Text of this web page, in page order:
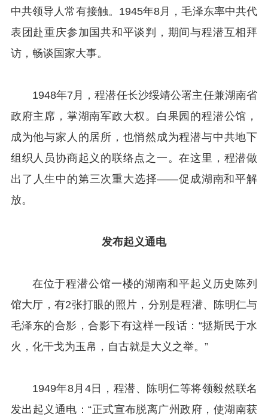
中共领导人常有接触。1945年8月，毛泽东率中共代
表团赴重庆参加国共和平谈判，期间与程潜互相拜
访，畅谈国家大事。
1948年7月，程潜任长沙绥靖公署主任兼湖南省
政府主席，掌湖南军政大权。白果园的程潜公馆，
成为他与家人的居所，也悄然成为程潜与中共地下
组织人员协商起义的联络点之一。在这里，程潜做
出了人生中的第三次重大选择——促成湖南和平解
放。
发布起义通电
在位于程潜公馆一楼的湖南和平起义历史陈列
馆大厅，有2张打眼的照片，分别是程潜、陈明仁与
毛泽东的合影，合影下有这样一段话：“拯斯民于水
火，化干戈为玉帛，自古就是大义之举。”
1949年8月4日，程潜、陈明仁等将领毅然联名
发出起义通电：“正式宣布脱离广州政府，使湖南获